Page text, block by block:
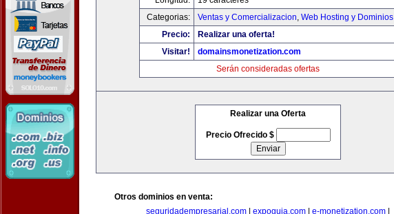
Categorias:
Ventas y Comercializacion, Web Hosting y Dominios
Precio:
Realizar una oferta!
Visitar!
domainsmonetization.com
Serán consideradas ofertas
Realizar una Oferta
Precio Ofrecido $
Otros dominios en venta:
seguridadempresarial.com
expoguia.com e-monetization.com